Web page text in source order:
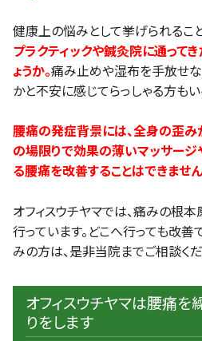
健康上の悩みとして挙げられるこ
プラクティックや鍼灸院に通って
ょうか。痛み止めや湿布を手放せな
かと不安に感じてらっしゃる方もい
腰痛の発症背景には、全身の歪み
の場限りで効果の薄いマッサージ
る腰痛を改善することはできません
オフィスウチヤマでは、痛みの根
行っています。どこへ行っても改
みの方は、是非当院までご相談くだ
オフィスウチヤマは腰痛
りをします